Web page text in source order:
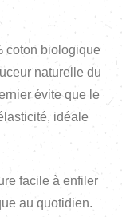
coton biologique
naturelle du
évite que le
idéale
facile à enfiler
au quotidien.